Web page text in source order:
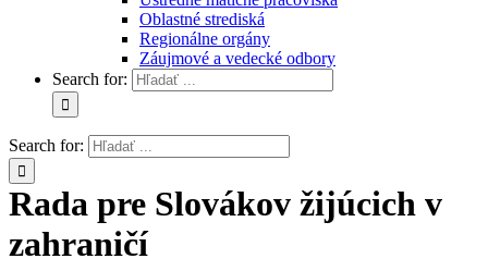
Oblastné strediská
Regionálne orgány
Záujmové a vedecké odbory
Search for:
Search for:
Rada pre Slovákov žijúcich v
zahraničí